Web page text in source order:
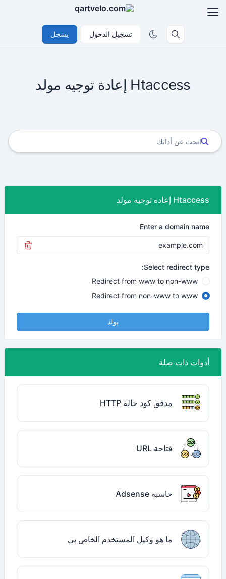
تسجيل الدخول يسجل
Htaccess إعادة توجيه مولد
Htaccess إعادة توجيه مولد
Enter a domain name
Select redirect type:
Redirect from www to non-www
Redirect from non-www to www
يولد
أدوات ذات صلة
مدقق كود حالة HTTP
فتاحة URL
حاسبة Adsense
ما هو وكيل المستخدم الخاص بي